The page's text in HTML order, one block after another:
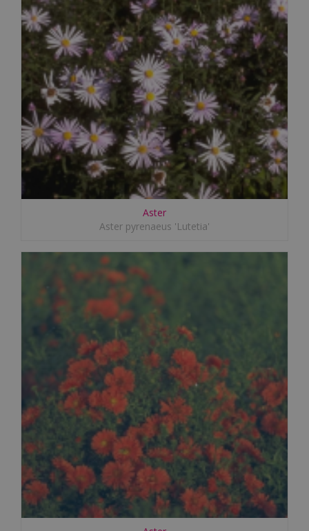
Aster
Aster pyrenaeus 'Lutetia'